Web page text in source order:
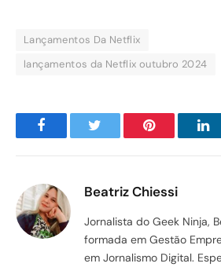
Lançamentos Da Netflix
lançamentos da Netflix outubro 2024
Facebook Pinterest
Beatriz Chiessi
Jornalista do Geek Ninja,
formada em Gestão
em Jornalismo Digital.